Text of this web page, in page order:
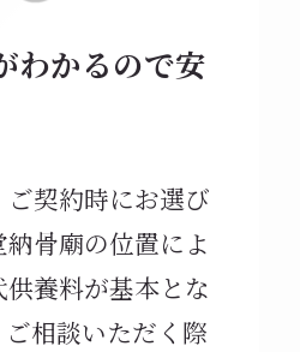
わかるので安
契約時にお選び
骨廟の位置によ
供養料が基本とな
相談いただく際